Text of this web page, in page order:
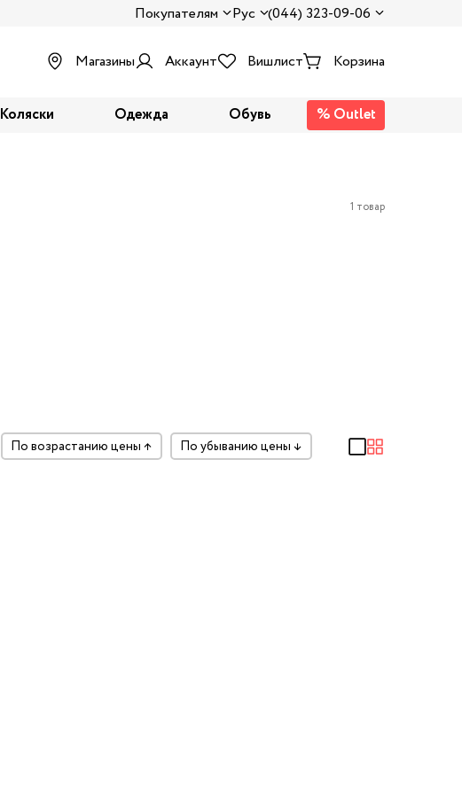
Покупателям Рус (044) 323-09-06
Магазины Аккаунт Вишлист Корзина
Коляски Одежда Обувь
% Outlet
1 товар
по возрастанию цены ↑ по убыванию цены ↓